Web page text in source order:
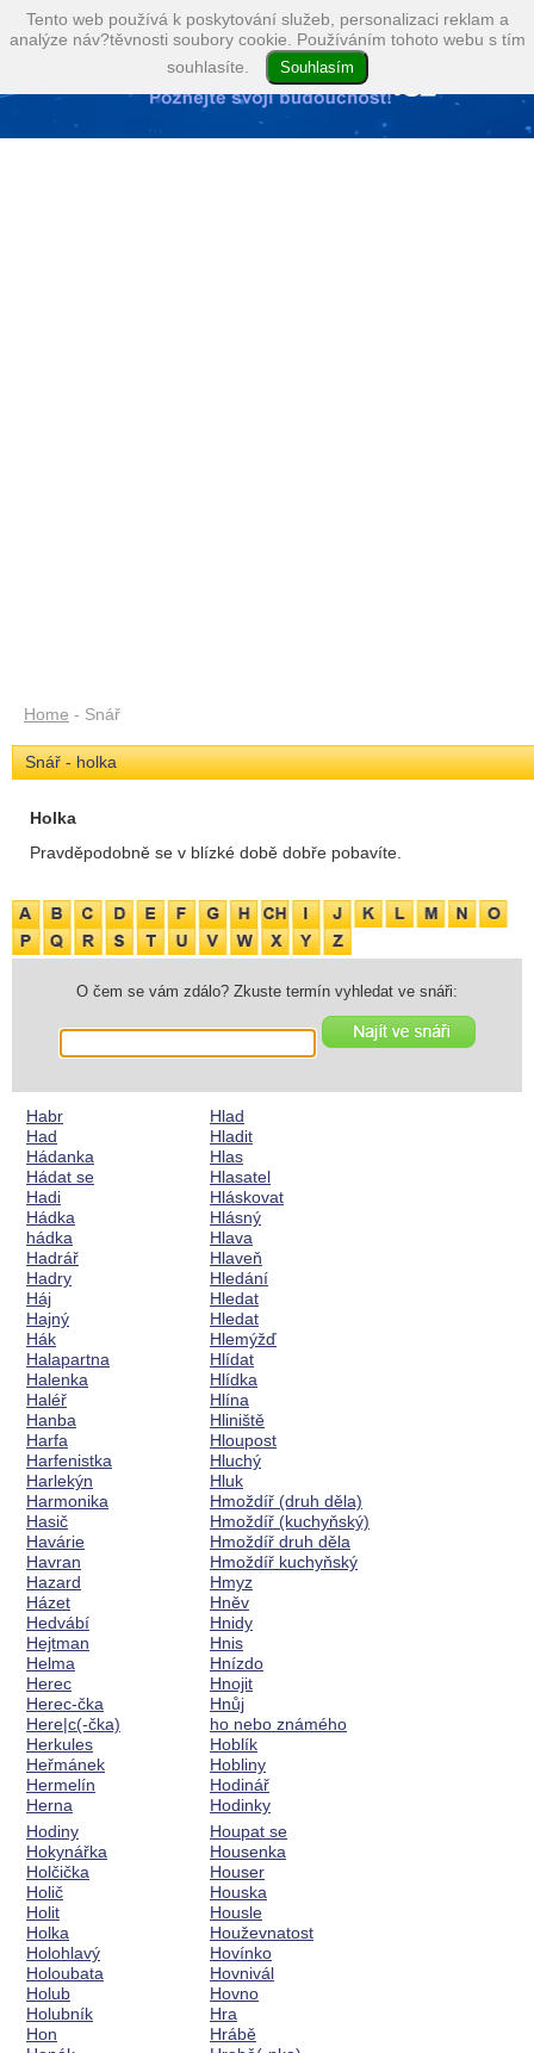
Home - Snář
Snář - holka
Holka
Pravděpodobně se v blízké době dobře pobavíte.
O čem se vám zdálo? Zkuste termín vyhledat ve snáři:
Habr
Had
Hádanka
Hádat se
Hadi
Hádka
hádka
Hadrář
Hadry
Háj
Hajný
Hák
Halapartna
Halenka
Haléř
Hanba
Harfa
Harfenistka
Harlekýn
Harmonika
Hasič
Havárie
Havran
Hazard
Házet
Hedvábí
Hejtman
Helma
Herec
Herec-čka
Here|c(-čka)
Herkules
Heřmánek
Hermelín
Herna
Hlad
Hladit
Hlas
Hlasatel
Hláskovat
Hlásný
Hlava
Hlaveň
Hledání
Hledat
Hledat
Hlemýžď
Hlídat
Hlídka
Hlína
Hliniště
Hloupost
Hluchý
Hluk
Hmoždíř (druh děla)
Hmoždíř (kuchyňský)
Hmoždíř druh děla
Hmoždíř kuchyňský
Hmyz
Hněv
Hnidy
Hnis
Hnízdo
Hnojit
Hnůj
ho nebo známého
Hoblík
Hobliny
Hodinář
Hodinky
Hodiny
Hokynářka
Holčička
Holič
Holit
Holka
Holohlavý
Holoubata
Holub
Holubník
Hon
Houpat se
Housenka
Houser
Houska
Housle
Houževnatost
Hovínko
Hovnivál
Hovno
Hra
Hrábě
Tento web používá k poskytování služeb, personalizaci reklam a
analýze náv?těvnosti soubory cookie. Používáním tohoto webu s tím
souhlasíte.